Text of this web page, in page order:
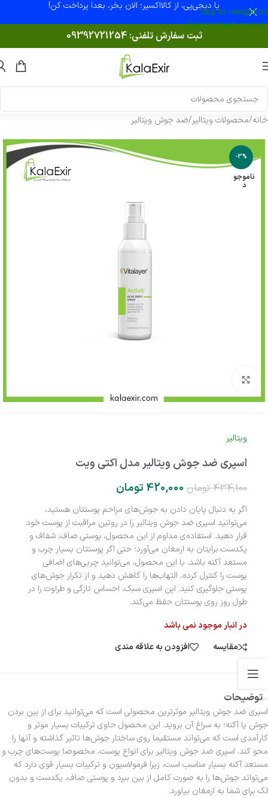
Skip to navigation
Skip to main content
با دیجی‌پی، از کالااکسیر؛ الان بخر، بعدا پرداخت کن!
ثبت سفارش تلفنی:09392721254
خانه/محصولات ویتالیر/ضد جوش ویتالیر
-3%
ناموجو
د
ویتالیر
اسپری ضد جوش ویتالیر مدل اکتی ویت
434,100 تومان 420,000 تومان
اگر به دنبال پایان دادن به جوش‌های مزاحم پوستتان هستید،
می‌توانید اسپری ضد جوش ویتالیر را در روتین مراقبت از پوست خود
قرار دهید. استفاده‌ی مداوم از این محصول، پوستی صاف، شفاف و
یکدست برایتان به ارمغان می‌آورد؛ حتی اگر پوستتان بسیار چرب و
مستعد آکنه باشد. با این محصول، می‌توانید چربی‌های اضافی
پوست را کنترل کرده، التهاب‌ها را کاهش دهید و از تکرار جوش‌های
پوستی جلوگیری کنید. این اسپری سبک، احساس تازگی و طراوت را در
طول روز روی پوستتان حفظ می‌کند.
در انبار موجود نمی باشد
مقایسه
افزودن به علاقه مندی
توضیحات
اسپری ضد جوش ویتالیر موثرترین محصولی است که می‌توانید برای از بین بردن
جوش یا آکنه؛ به سراغ آن بروید. این محصول حاوی ترکیبات بسیار موثر و
کارآمدی است که می‌تواند مستقیما روی ساختار جوش‌ها تاثیر گذاشته و آنها را
محو کند. اسپری ضد جوش ویتالیر برای انواع پوست، مخصوصا پوست‌های چرب و
مستعد آکنه بسیار مناسب است، زیرا فرمولاسیون و ترکیبات بسیار قوی دارد که
می‌تواند جوش‌ها را به صورت کامل از بین ببرد و پوستی صاف، یکدست و بدون
لک برای شما به ارمغان بیاورد.